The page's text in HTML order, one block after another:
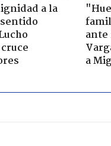
a la
a